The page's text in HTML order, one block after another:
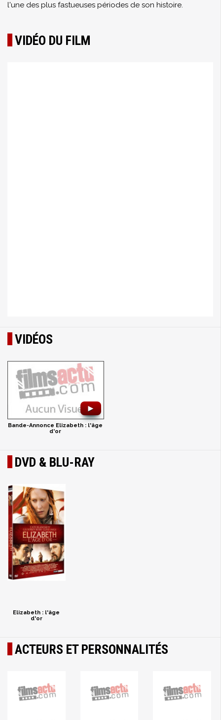
l'une des plus fastueuses périodes de son histoire.
VIDÉO DU FILM
VIDÉOS
►
Bande-Annonce Elizabeth : l'âge
d'or
DVD & BLU-RAY
Elizabeth : l'âge
d'or
ACTEURS ET PERSONNALITÉS